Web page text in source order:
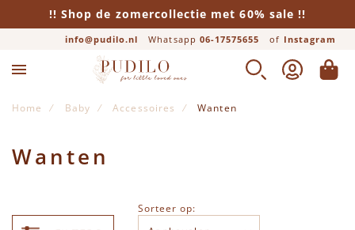
!! Shop de zomercollectie met 60% sale !!
info@pudilo.nl Whatsapp 06-17575655 of Instagram
ZOEK ACCOUNT
Home Baby Accessoires Wanten
Wanten
Sorteer op: